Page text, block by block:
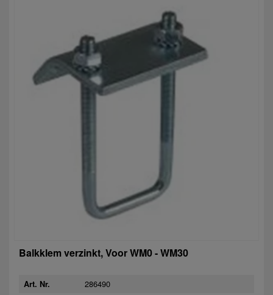
Balkklem verzinkt, Voor WM0 - WM30
Art. Nr. 286490